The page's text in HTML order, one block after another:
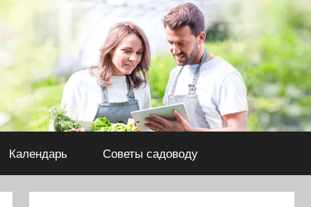
Календарь Советы садоводу